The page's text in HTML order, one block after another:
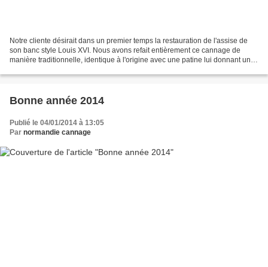
Notre cliente désirait dans un premier temps la restauration de l'assise de
son banc style Louis XVI. Nous avons refait entièrement ce cannage de
manière traditionnelle, identique à l'origine avec une patine lui donnant un
Bonne année 2014
Publié le 04/01/2014 à 13:05
Par normandie cannage